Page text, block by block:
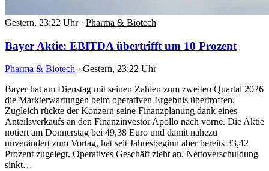
Gestern, 23:22 Uhr · Pharma & Biotech
Bayer Aktie: EBITDA übertrifft um 10 Prozent
Pharma & Biotech · Gestern, 23:22 Uhr
Bayer hat am Dienstag mit seinen Zahlen zum zweiten Quartal 2026
die Markterwartungen beim operativen Ergebnis übertroffen.
Zugleich rückte der Konzern seine Finanzplanung dank eines
Anteilsverkaufs an den Finanzinvestor Apollo nach vorne. Die Aktie
notiert am Donnerstag bei 49,38 Euro und damit nahezu
unverändert zum Vortag, hat seit Jahresbeginn aber bereits 33,42
Prozent zugelegt. Operatives Geschäft zieht an, Nettoverschuldung
sinkt…